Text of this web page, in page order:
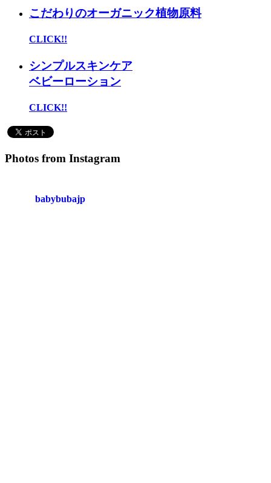
こだわりのオーガニック植物原料
CLICK!!
シンプルスキンケア
ベビーローション
CLICK!!
Photos from Instagram
babybubajp